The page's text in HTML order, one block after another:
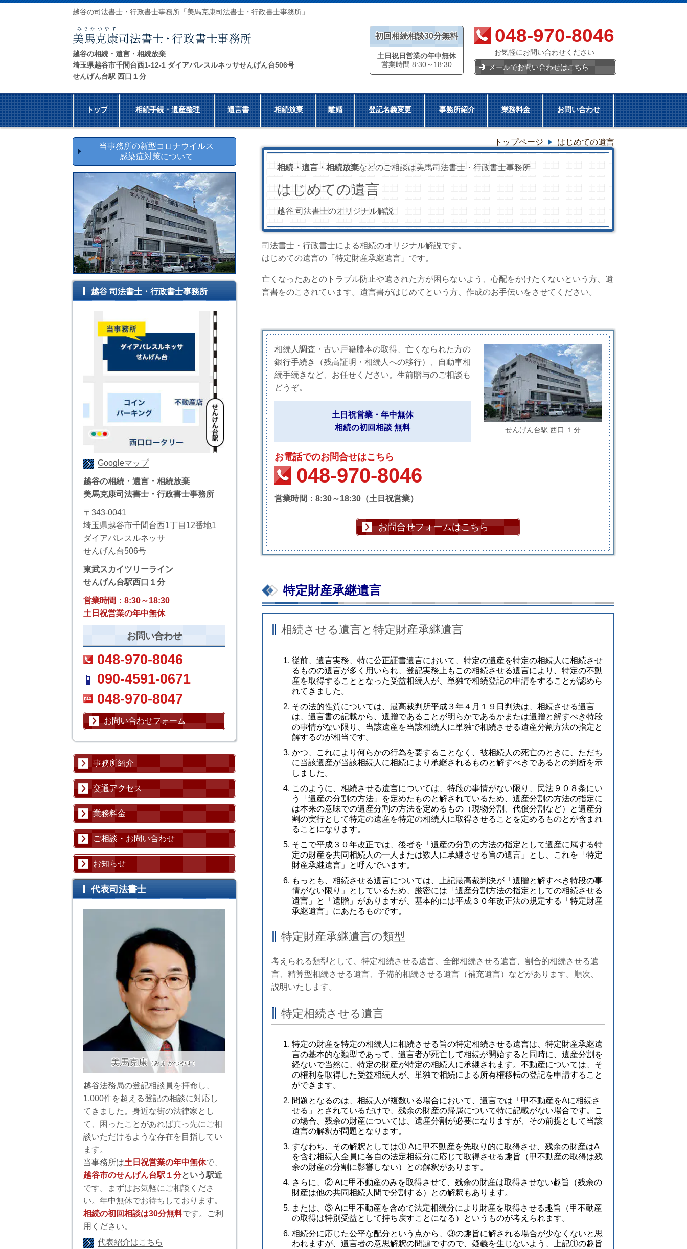
越谷の司法書士・行政書士事務所「美馬克康司法書士・行政書士事務所」
越谷の相続・遺言・相続放棄
埼玉県越谷市千間台西1-12-1 ダイアパレスルネッサせんげん台506号
せんげん台駅 西口１分
初回相続相談30分無料
土日祝日営業の年中無休
営業時間 8:30～18:30
048-970-8046
お気軽にお問い合わせください
メールでお問い合わせはこちら
トップ 相続手続・遺産整理 遺言書 相続放棄 離婚 登記名義変更 事務所紹介 業務料金 お問い合わせ
トップページ はじめての遺言
相続・遺言・相続放棄などのご相談は美馬司法書士・行政書士事務所
はじめての遺言
越谷 司法書士のオリジナル解説
司法書士・行政書士による相続のオリジナル解説です。
はじめての遺言の「特定財産承継遺言」です。
亡くなったあとのトラブル防止や遺された方が困らないよう、心配をかけたくないという方、遺
言書をのこされています。遺言書がはじめてという方、作成のお手伝いをさせてください。
せんげん台駅 西口 １分
相続人調査・古い戸籍謄本の取得、亡くなられた方の
銀行手続き（残高証明・相続人への移行）、自動車相
続手続きなど、お任せください。生前贈与のご相談も
どうぞ。
土日祝営業・年中無休
相続の初回相談 無料
お電話でのお問合せはこちら
048-970-8046
営業時間：8:30～18:30（土日祝営業）
お問合せフォームはこちら
特定財産承継遺言
相続させる遺言と特定財産承継遺言
従前、遺言実務、特に公正証書遺言において、特定の遺産を特定の相続人に相続させ
るものの遺言が多く用いられ、登記実務上もこの相続させる遺言により、特定の不動
産を取得することとなった受益相続人が、単独で相続登記の申請をすることが認めら
れてきました。
その法的性質については、最高裁判所平成３年４月１９日判決は、相続させる遺言
は、遺言書の記載から、遺贈であることが明らかであるかまたは遺贈と解すべき特段
の事情がない限り、当該遺産を当該相続人に単独で相続させる遺産分割方法の指定と
解するのが相当です。
かつ、これにより何らかの行為を要することなく、被相続人の死亡のときに、ただち
に当該遺産が当該相続人に相続により承継されるものと解すべきであるとの判断を示
しました。
このように、相続させる遺言については、特段の事情がない限り、民法９０８条にい
う「遺産の分割の方法」を定めたものと解されているため、遺産分割の方法の指定に
は本来の意味での遺産分割の方法を定めるもの（現物分割、代償分割など）と遺産分
割の実行として特定の遺産を特定の相続人に取得させることを定めるものとが含まれ
ることになります。
そこで平成３０年改正では、後者を「遺産の分割の方法の指定として遺産に属する特
定の財産を共同相続人の一人または数人に承継させる旨の遺言」とし、これを「特定
財産承継遺言」と呼んでいます。
もっとも、相続させる遺言については、上記最高裁判決が「遺贈と解すべき特段の事
情がない限り」としているため、厳密には「遺産分割方法の指定としての相続させる
遺言」と「遺贈」がありますが、基本的には平成３０年改正法の規定する「特定財産
承継遺言」にあたるものです。
特定財産承継遺言の類型
考えられる類型として、特定相続させる遺言、全部相続させる遺言、割合的相続させる遺
言、精算型相続させる遺言、予備的相続させる遺言（補充遺言）などがあります。順次、
説明いたします。
特定相続させる遺言
特定の財産を特定の相続人に相続させる旨の特定相続させる遺言は、特定財産承継遺
言の基本的な類型であって、遺言者が死亡して相続が開始すると同時に、遺産分割を
経ないで当然に、特定の財産が特定の相続人に承継されます。不動産については、そ
の権利を取得した受益相続人が、単独で相続による所有権移転の登記を申請すること
ができます。
問題となるのは、相続人が複数いる場合において、遺言では「甲不動産をAに相続さ
せる」とされているだけで、残余の財産の帰属について特に記載がない場合です。こ
の場合、残余の財産については、遺産分割が必要になりますが、その前提として当該
遺言の解釈が問題となります。
すなわち、その解釈としては① Aに甲不動産を先取り的に取得させ、残余の財産はA
を含む相続人全員に各自の法定相続分に応じて取得させる趣旨（甲不動産の取得は残
余の財産の分割に影響しない）との解釈があります。
さらに、② Aに甲不動産のみを取得させて、残余の財産は取得させない趣旨（残余の
財産は他の共同相続人間で分割する）との解釈もあります。
または、③ Aに甲不動産を含めて法定相続分により財産を取得させる趣旨（甲不動産
の取得は特別受益として持ち戻すことになる）というものが考えられます。
相続分に応じた公平な配分という点から、③の趣旨に解される場合が少なくないと思
われますが、遺言者の意思解釈の問題ですので、疑義を生じないよう、上記①の趣旨
当事務所の新型コロナウイルス
感染症対策について
越谷 司法書士・行政書士事務所
Googleマップ
越谷の相続・遺言・相続放棄
美馬克康司法書士・行政書士事務所
〒343-0041
埼玉県越谷市千間台西1丁目12番地1
ダイアパレスルネッサ
せんげん台506号
東武スカイツリーライン
せんげん台駅西口１分
営業時間：8:30～18:30
土日祝営業の年中無休
お問い合わせ
048-970-8046
090-4591-0671
048-970-8047
お問い合わせフォーム
事務所紹介
交通アクセス
業務料金
ご相談・お問い合わせ
お知らせ
代表司法書士
美馬克康（みま かつやす）
越谷法務局の登記相談員を拝命し、
1,000件を超える登記の相談に対応し
てきました。身近な街の法律家とし
て、困ったことがあれば真っ先にご相
談いただけるような存在を目指してい
ます。
当事務所は土日祝営業の年中無休で、
越谷市のせんげん台駅１分という駅近
です。まずはお気軽にご相談くださ
い。年中無休でお待ちしております。
相続の初回相談は30分無料です。ご利
用ください。
代表紹介はこちら